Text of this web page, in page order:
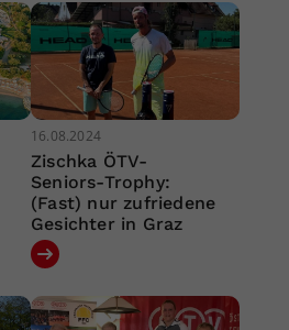
16.08.2024
Zischka ÖTV-
Seniors-Trophy:
(Fast) nur zufriedene
Gesichter in Graz